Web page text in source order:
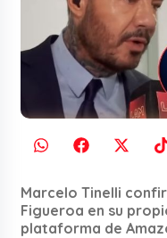
Marcelo Tinelli
Figueroa en su
plataforma de